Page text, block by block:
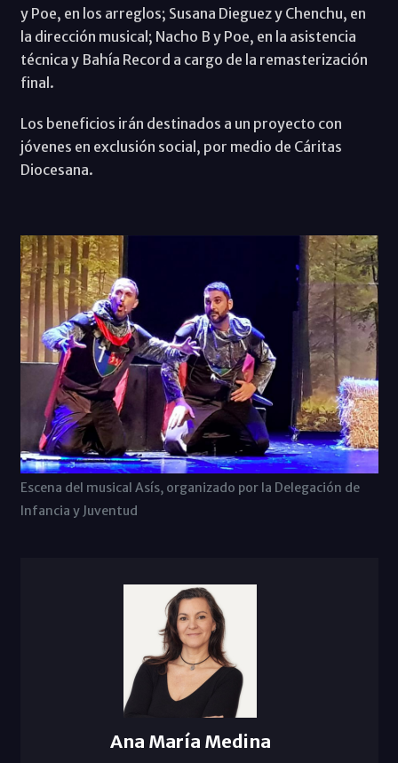
y Poe, en los arreglos; Susana Dieguez y Chenchu, en
la dirección musical; Nacho B y Poe, en la asistencia
técnica y Bahía Record a cargo de la remasterización
final.
Los beneficios irán destinados a un proyecto con
jóvenes en exclusión social, por medio de Cáritas
Diocesana.
Escena del musical Asís, organizado por la Delegación de
Infancia y Juventud
Ana María Medina